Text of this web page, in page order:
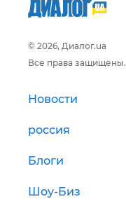
© 2026, Диалог.ua
Все права защищены.
Новости
россия
Блоги
Шоу-Биз